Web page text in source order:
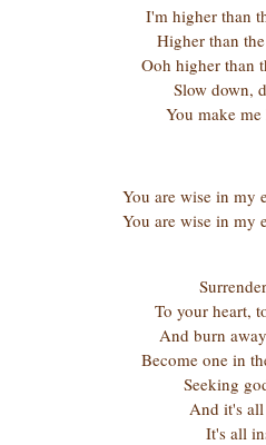
I'm higher than
Higher than
Ooh higher than
Slow down,
You make
You are wise in my
You are wise in my
To your heart,
And burn
Become one in
Seeking
And it's
It's all